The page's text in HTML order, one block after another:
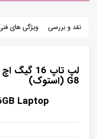
نقد و بررسی ویژگی های
G8 (استوک)
Laptop